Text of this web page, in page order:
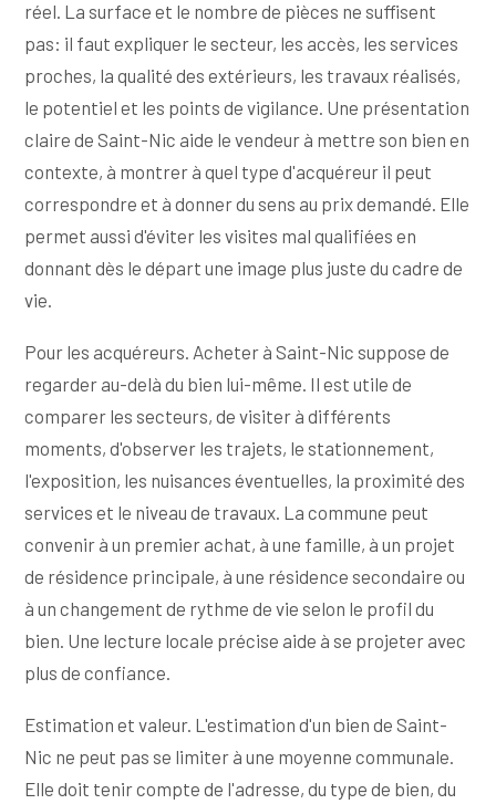
réel. La surface et le nombre de pièces ne suffisent
pas: il faut expliquer le secteur, les accès, les services
proches, la qualité des extérieurs, les travaux réalisés,
le potentiel et les points de vigilance. Une présentation
claire de Saint-Nic aide le vendeur à mettre son bien en
contexte, à montrer à quel type d'acquéreur il peut
correspondre et à donner du sens au prix demandé. Elle
permet aussi d'éviter les visites mal qualifiées en
donnant dès le départ une image plus juste du cadre de
vie.
Pour les acquéreurs. Acheter à Saint-Nic suppose de
regarder au-delà du bien lui-même. Il est utile de
comparer les secteurs, de visiter à différents
moments, d'observer les trajets, le stationnement,
l'exposition, les nuisances éventuelles, la proximité des
services et le niveau de travaux. La commune peut
convenir à un premier achat, à une famille, à un projet
de résidence principale, à une résidence secondaire ou
à un changement de rythme de vie selon le profil du
bien. Une lecture locale précise aide à se projeter avec
plus de confiance.
Estimation et valeur. L'estimation d'un bien de Saint-
Nic ne peut pas se limiter à une moyenne communale.
Elle doit tenir compte de l'adresse, du type de bien, du